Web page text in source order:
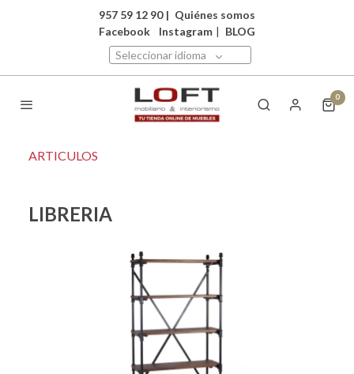
957 59 12 90 | Quiénes somos
Facebook
Instagram | BLOG
Seleccionar idioma
0
ARTICULOS
LIBRERIA